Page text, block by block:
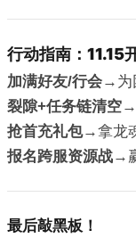
行动指南：11.15
加满好友/行会→为
裂隙+任务链清空→
抢首充礼包→拿龙
报名跨服资源战→
最后敲黑板！